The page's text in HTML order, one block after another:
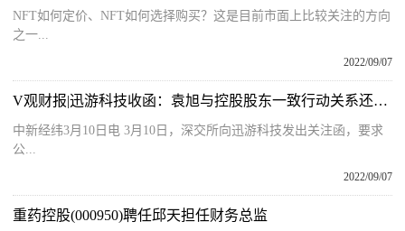
NFT如何定价、NFT如何选择购买？这是目前市面上比较关注的方向
之一...
2022/09/07
V观财报|迅游科技收函：袁旭与控股股东一致行动关系还成立吗？
中新经纬3月10日电 3月10日，深交所向迅游科技发出关注函，要求
公...
2022/09/07
重药控股(000950)聘任邱天担任财务总监